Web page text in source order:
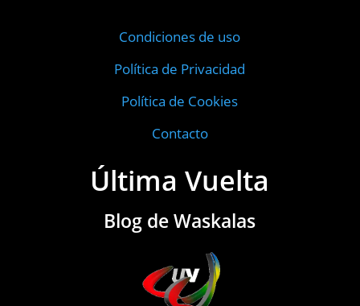
Condiciones de uso
Política de Privacidad
Política de Cookies
Contacto
Última Vuelta
Blog de Waskalas